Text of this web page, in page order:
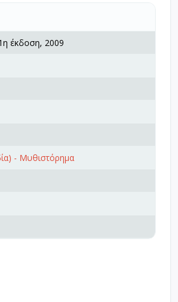
έκδοση, 2009
- Μυθιστόρημα